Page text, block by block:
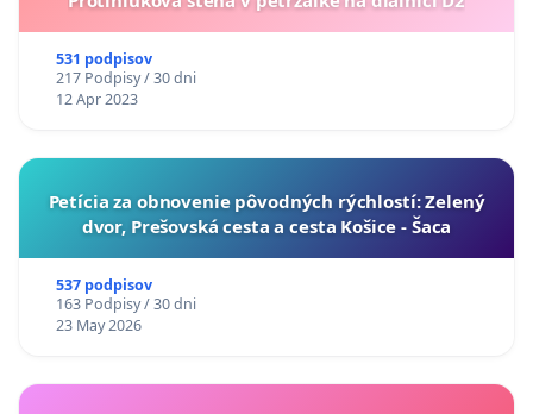
531 podpisov
217 Podpisy / 30 dni
12 Apr 2023
​Petícia za obnovenie pôvodných rýchlostí: Zelený
dvor, Prešovská cesta a cesta Košice - Šaca
537 podpisov
163 Podpisy / 30 dni
23 May 2026